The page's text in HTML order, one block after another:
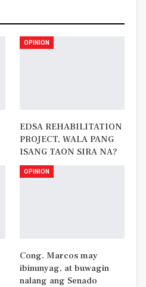
OPINION
EDSA REHABILITATION
PROJECT, WALA PANG
ISANG TAON SIRA NA?
OPINION
Cong. Marcos may
ibinunyag, at buwagin
nalang ang Senado